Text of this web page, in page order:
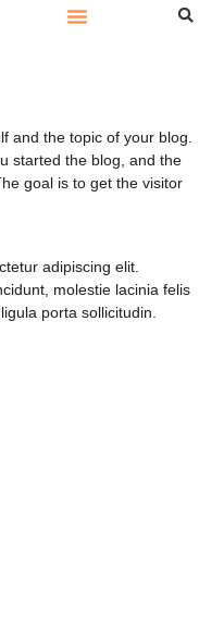
and the topic of your blog.
started the blog, and the
goal is to get the visitor
adipiscing elit.
molestie lacinia felis
porta sollicitudin.